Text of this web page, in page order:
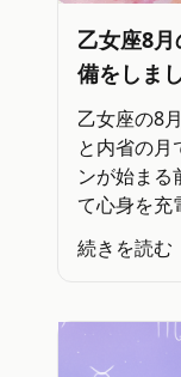
乙女座8
備をしま
乙女座の8
と内省の月
ンが始まる
て心身を充
続きを読む